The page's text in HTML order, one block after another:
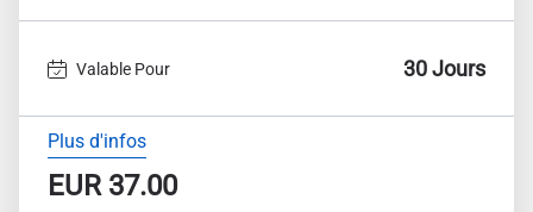
Valable Pour 30 Jours
Plus d'infos
EUR37.00